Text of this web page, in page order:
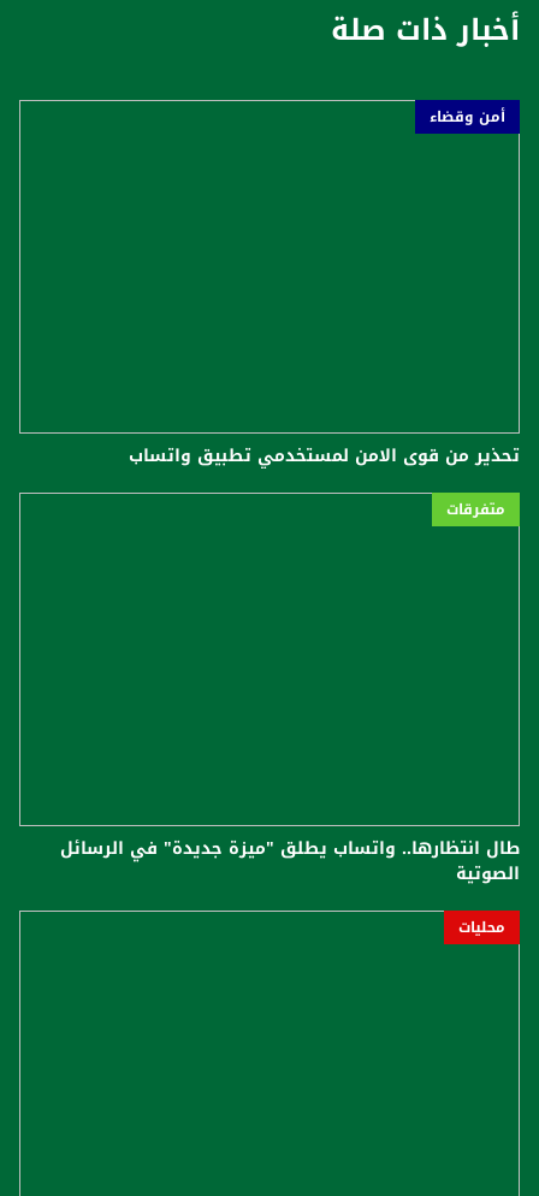
أخبار ذات صلة
أمن وقضاء
تحذير من قوى الامن لمستخدمي تطبيق واتساب
متفرقات
طال انتظارها.. واتساب يطلق "ميزة جديدة" في الرسائل
الصوتية
محليات